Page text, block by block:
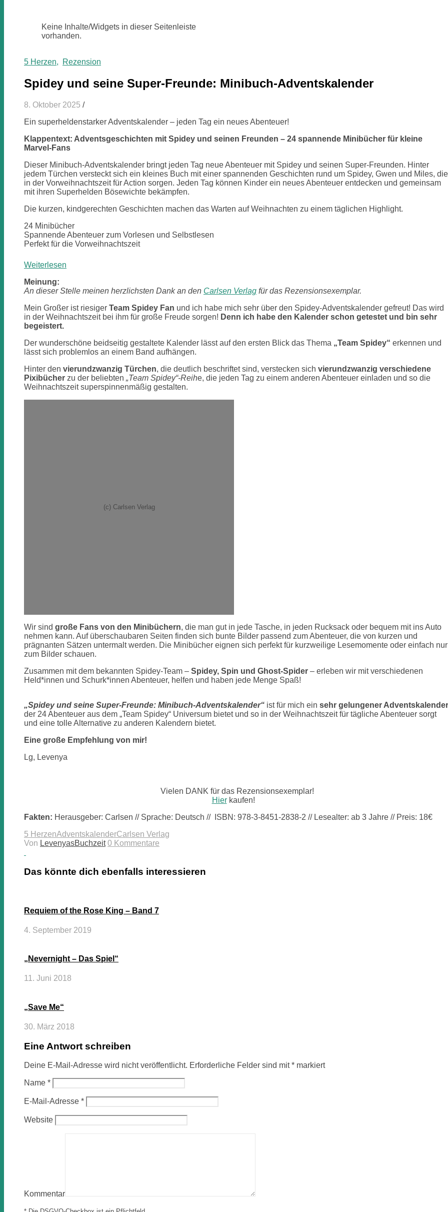
Keine Inhalte/Widgets in dieser Seitenleiste
vorhanden.
5 Herzen, Rezension
Spidey und seine Super-Freunde: Minibuch-Adventskalender
8. Oktober 2025 /
Ein superheldenstarker Adventskalender – jeden Tag ein neues Abenteuer!
Klappentext: Adventsgeschichten mit Spidey und seinen Freunden – 24 spannende Minibücher für kleine
Marvel-Fans
Dieser Minibuch-Adventskalender bringt jeden Tag neue Abenteuer mit Spidey und seinen Super-Freunden. Hinter
jedem Türchen versteckt sich ein kleines Buch mit einer spannenden Geschichten rund um Spidey, Gwen und Miles, die
in der Vorweihnachtszeit für Action sorgen. Jeden Tag können Kinder ein neues Abenteuer entdecken und gemeinsam
mit ihren Superhelden Bösewichte bekämpfen.
Die kurzen, kindgerechten Geschichten machen das Warten auf Weihnachten zu einem täglichen Highlight.
24 Minibücher
Spannende Abenteuer zum Vorlesen und Selbstlesen
Perfekt für die Vorweihnachtszeit
Weiterlesen
seine
Freunde:
Minibuch-
Meinung:
An dieser Stelle meinen herzlichsten Dank an den Carlsen Verlag für das Rezensionsexemplar.
Mein Großer ist riesiger Team Spidey Fan und ich habe mich sehr über den Spidey-Adventskalender gefreut! Das wird
in der Weihnachtszeit bei ihm für große Freude sorgen! Denn ich habe den Kalender schon getestet und bin sehr
begeistert.
Der wunderschöne beidseitig gestaltete Kalender lässt auf den ersten Blick das Thema „Team Spidey“ erkennen und
lässt sich problemlos an einem Band aufhängen.
Hinter den vierundzwanzig Türchen, die deutlich beschriftet sind, verstecken sich vierundzwanzig verschiedene
Pixibücher zu der beliebten „Team Spidey“-Reihe, die jeden Tag zu einem anderen Abenteuer einladen und so die
Weihnachtszeit superspinnenmäßig gestalten.
(c) Carlsen Verlag
Wir sind große Fans von den Minibüchern, die man gut in jede Tasche, in jeden Rucksack oder bequem mit ins Auto
nehmen kann. Auf überschaubaren Seiten finden sich bunte Bilder passend zum Abenteuer, die von kurzen und
prägnanten Sätzen untermalt werden. Die Minibücher eignen sich perfekt für kurzweilige Lesemomente oder einfach nur
zum Bilder schauen.
Zusammen mit dem bekannten Spidey-Team – Spidey, Spin und Ghost-Spider – erleben wir mit verschiedenen
Held*innen und Schurk*innen Abenteuer, helfen und haben jede Menge Spaß!
„Spidey und seine Super-Freunde: Minibuch-Adventskalender“ ist für mich ein sehr gelungener Adventskalender
der 24 Abenteuer aus dem „Team Spidey“ Universum bietet und so in der Weihnachtszeit für tägliche Abenteuer sorgt
und eine tolle Alternative zu anderen Kalendern bietet.
Eine große Empfehlung von mir!
Lg, Levenya
Vielen DANK für das Rezensionsexemplar!
Hierkaufen!
Fakten: Herausgeber: Carlsen // Sprache: Deutsch // ISBN: 978-3-8451-2838-2 // Lesealter: ab 3 Jahre // Preis: 18€
5 HerzenAdventskalenderCarlsen Verlag
Von LevenyasBuchzeit 0 Kommentare
Das könnte dich ebenfalls interessieren
Requiem of the Rose King – Band 7
4. September 2019
„Nevernight – Das Spiel“
11. Juni 2018
„Save Me“
30. März 2018
Eine Antwort schreiben
Deine E-Mail-Adresse wird nicht veröffentlicht. Erforderliche Felder sind mit* markiert
Name *
E-Mail-Adresse *
Website
Kommentar